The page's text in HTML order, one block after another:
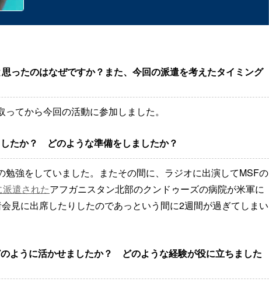
ったのはなぜですか？また、今回の派遣を考えたタイミング
てから今回の活動に参加しました。
たか？ どのような準備をしましたか？
強をしていました。またその間に、ラジオに出演してMSFの
遣されたアフガニスタン北部のクンドゥーズの病院が米軍に
見に出席したりしたのであっという間に2週間が過ぎてしまい
ように活かせましたか？ どのような経験が役に立ちました